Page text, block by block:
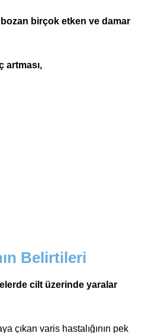
bozan birçok etken ve damar
artması,
Belirtileri
cilt üzerinde yaralar
çıkan varis hastalığının pek